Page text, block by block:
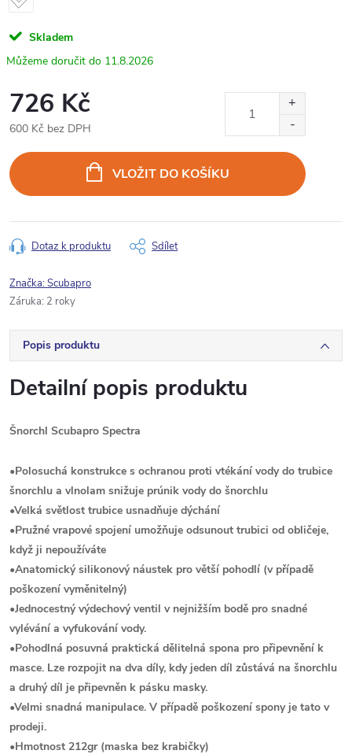
Skladem
11.8.2026
726 Kč
600 Kč bez DPH
cena:
VLOŽIT DO KOŠÍKU
Dotaz k produktu Sdílet
Značka:Scubapro
Záruka: 2 roky
Popis produktu
Detailní popis produktu
Šnorchl Scubapro Spectra
•Polosuchá konstrukce s ochranou proti vtékání vody do trubice
šnorchlu a vlnolam snižuje prúnik vody do šnorchlu
•Velká světlost trubice usnadňuje dýchání
•Pružné vrapové spojení umožňuje odsunout trubici od obličeje,
když ji nepoužíváte
•Anatomický silikonový náustek pro větší pohodlí (v případě
poškození vyměnitelný)
•Jednocestný výdechový ventil v nejnižším bodě pro snadné
vylévání a vyfukování vody.
•Pohodlná posuvná praktická dělitelná spona pro připevnění k
masce. Lze rozpojit na dva díly, kdy jeden díl zůstává na šnorchlu
a druhý díl je připevněn k pásku masky.
•Velmi snadná manipulace. V případě poškození spony je tato v
prodeji.
•Hmotnost 212gr (maska bez krabičky)